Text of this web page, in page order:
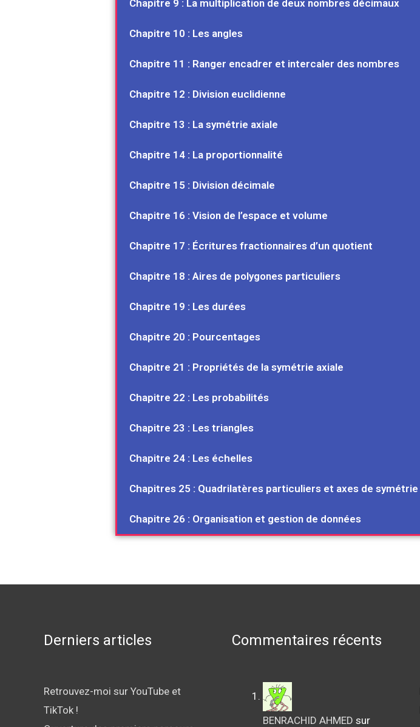
Chapitre 9 : La multiplication de deux nombres décimaux
Chapitre 10 : Les angles
Chapitre 11 : Ranger encadrer et intercaler des nombres
Chapitre 12 : Division euclidienne
Chapitre 13 : La symétrie axiale
Chapitre 14 : La proportionnalité
Chapitre 15 : Division décimale
Chapitre 16 : Vision de l’espace et volume
Chapitre 17 : Écritures fractionnaires d’un quotient
Chapitre 18 : Aires de polygones particuliers
Chapitre 19 : Les durées
Chapitre 20 : Pourcentages
Chapitre 21 : Propriétés de la symétrie axiale
Chapitre 22 : Les probabilités
Chapitre 23 : Les triangles
Chapitre 24 : Les échelles
Chapitres 25 : Quadrilatères particuliers et axes de symétrie
Chapitre 26 : Organisation et gestion de données
Derniers articles
Retrouvez-moi sur YouTube et
TikTok !
Commentaires récents
BENRACHID AHMED sur